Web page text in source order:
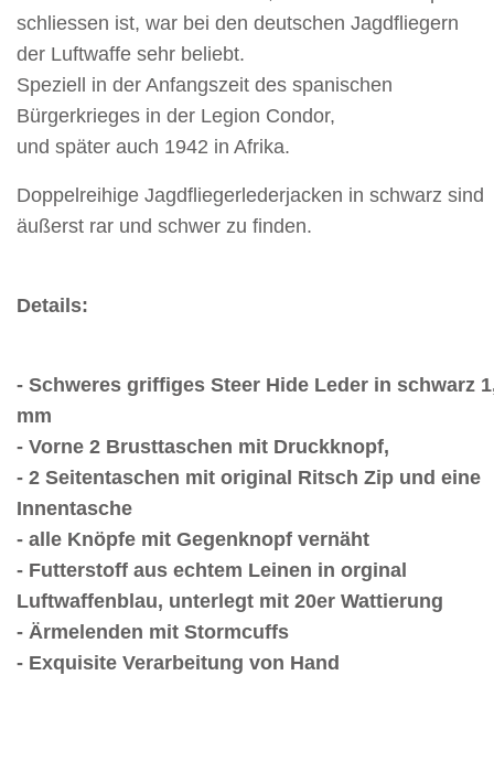
schliessen ist, war bei den deutschen Jagdfliegern
der Luftwaffe sehr beliebt.
Speziell in der Anfangszeit des spanischen
Bürgerkrieges in der Legion Condor,
und später auch 1942 in Afrika.
Doppelreihige Jagdfliegerlederjacken in schwarz sind
äußerst rar und schwer zu finden.
Details:
- Schweres griffiges Steer Hide Leder in schwarz
mm
- Vorne 2 Brusttaschen mit Druckknopf,
- 2 Seitentaschen mit original Ritsch Zip und eine
Innentasche
- alle Knöpfe mit Gegenknopf vernäht
- Futterstoff aus echtem Leinen in orginal
Luftwaffenblau, unterlegt mit 20er Wattierung
- Ärmelenden mit Stormcuffs
- Exquisite Verarbeitung von Hand